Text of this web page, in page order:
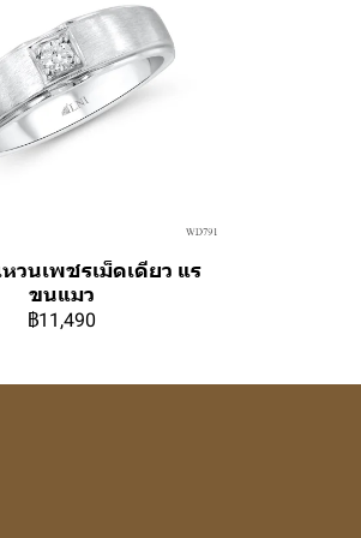
วนเพชรเม็ดเดียว แร
ขนแมว
฿11,490